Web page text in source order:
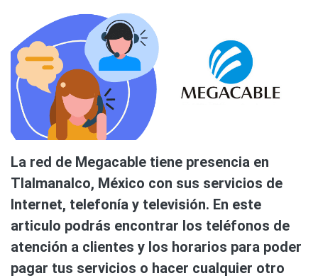
La red de Megacable tiene presencia en
Tlalmanalco, México con sus servicios de
Internet, telefonía y televisión. En este
articulo podrás encontrar los teléfonos de
atención a clientes y los horarios para poder
pagar tus servicios o hacer cualquier otro